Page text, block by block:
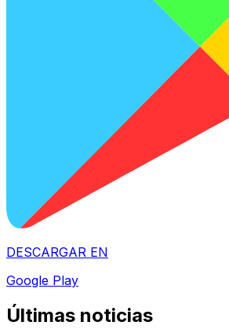
DESCARGAR EN
Google Play
Últimas noticias